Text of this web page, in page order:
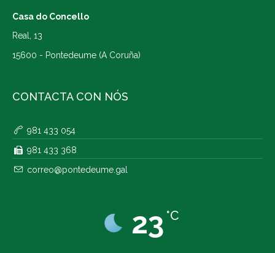
Casa do Concello
Real, 13
15600 - Pontedeume (A Coruña)
CONTACTA CON NÓS
981 433 054
981 433 368
correo@pontedeume.gal
23 °C